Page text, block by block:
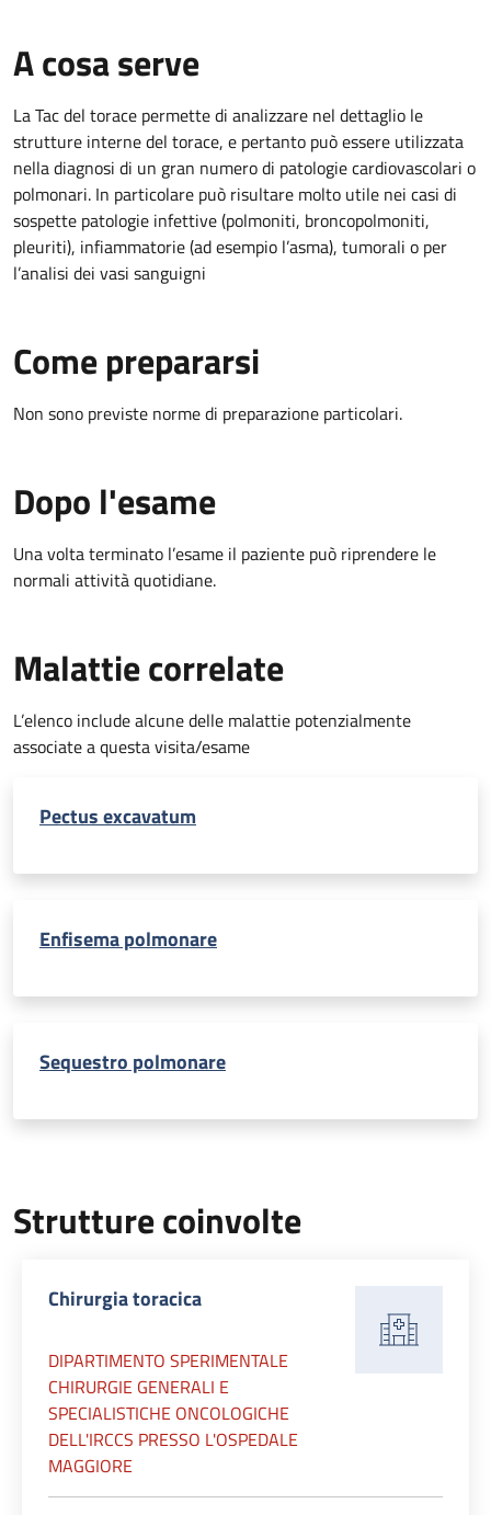
A cosa serve
La Tac del torace permette di analizzare nel dettaglio le
strutture interne del torace, e pertanto può essere utilizzata
nella diagnosi di un gran numero di patologie cardiovascolari o
polmonari. In particolare può risultare molto utile nei casi di
sospette patologie infettive (polmoniti, broncopolmoniti,
pleuriti), infiammatorie (ad esempio l’asma), tumorali o per
l’analisi dei vasi sanguigni
Come prepararsi
Non sono previste norme di preparazione particolari.
Dopo l'esame
Una volta terminato l’esame il paziente può riprendere le
normali attività quotidiane.
Malattie correlate
L’elenco include alcune delle malattie potenzialmente
associate a questa visita/esame
Pectus excavatum
Enfisema polmonare
Sequestro polmonare
Strutture coinvolte
Chirurgia toracica
DIPARTIMENTO SPERIMENTALE
CHIRURGIE GENERALI E
SPECIALISTICHE ONCOLOGICHE
DELL'IRCCS PRESSO L'OSPEDALE
MAGGIORE